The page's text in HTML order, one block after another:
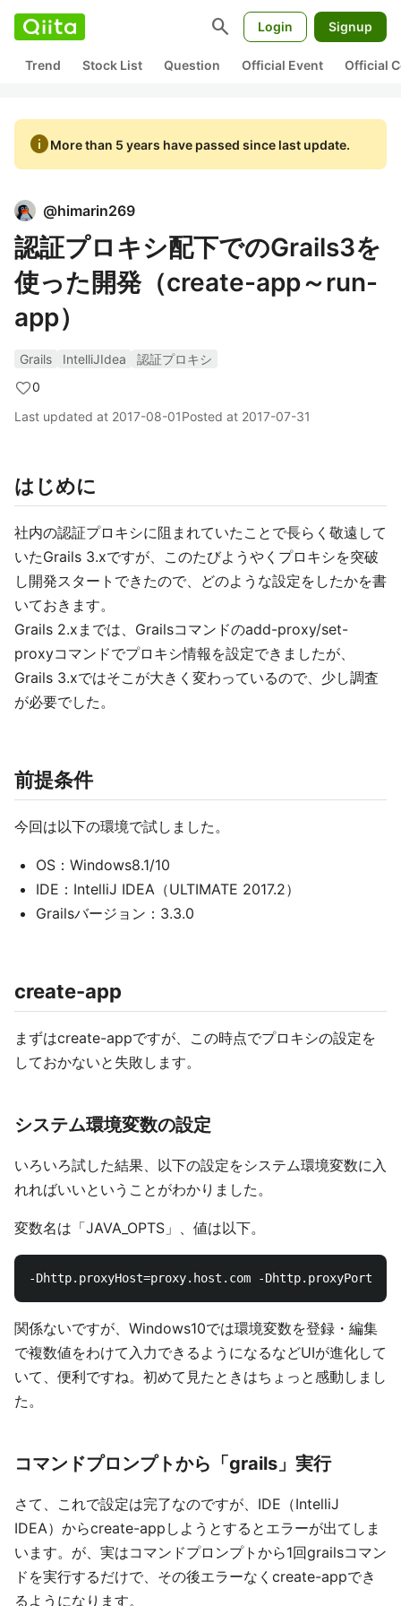
search Login Signup
Trend Stock List Question Official Event Official
infoMore than 5 years have passed since last update.
@himarin269
認証プロキシ配下でのGrails3を
使った開発（create-app～run-
app）
Grails IntelliJIdea
認証プロキシ
0
Last updated at 2017-08-01Posted at 2017-07-31
はじめに
社内の認証プロキシに阻まれていたことで長らく敬遠して
いたGrails 3.xですが、このたびようやくプロキシを突破
し開発スタートできたので、どのような設定をしたかを書
いておきます。
Grails 2.xまでは、Grailsコマンドのadd-proxy/set-
proxyコマンドでプロキシ情報を設定できましたが、
Grails 3.xではそこが大きく変わっているので、少し調査
が必要でした。
前提条件
今回は以下の環境で試しました。
OS：Windows8.1/10
IDE：IntelliJ IDEA（ULTIMATE 2017.2）
Grailsバージョン：3.3.0
create-app
まずはcreate-appですが、この時点でプロキシの設定を
しておかないと失敗します。
システム環境変数の設定
いろいろ試した結果、以下の設定をシステム環境変数に入
れればいいということがわかりました。
変数名は「JAVA_OPTS」、値は以下。
関係ないですが、Windows10では環境変数を登録・編集
で複数値をわけて入力できるようになるなどUIが進化して
いて、便利ですね。初めて見たときはちょっと感動しまし
た。
コマンドプロンプトから「grails」実行
さて、これで設定は完了なのですが、IDE（IntelliJ
IDEA）からcreate-appしようとするとエラーが出てしま
います。が、実はコマンドプロンプトから1回grailsコマン
ドを実行するだけで、その後エラーなくcreate-appでき
るようになります。